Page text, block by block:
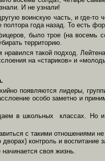
И не узнали!
воинскую часть, и где-то
полтора года назад. То есть
было трое (на восемь
территорию.
такой подход.
на «стариков» и
появляются лидеры,
особо заметно и
в школьных классах. Но и
с такими отношениями
контроль и воспитание
своя жизнь.